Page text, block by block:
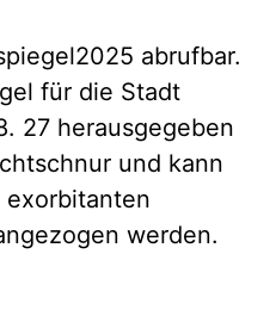
abrufbar.
für die Stadt
27 herausgegeben
und kann
exorbitanten
werden.